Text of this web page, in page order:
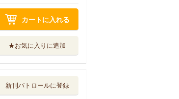
カートに入れる
★お気に入りに追加
新刊パトロールに登録
鴨川ホルモー
ＫＡＤＯＫＡＷＡ
ザ・エッセイ万博